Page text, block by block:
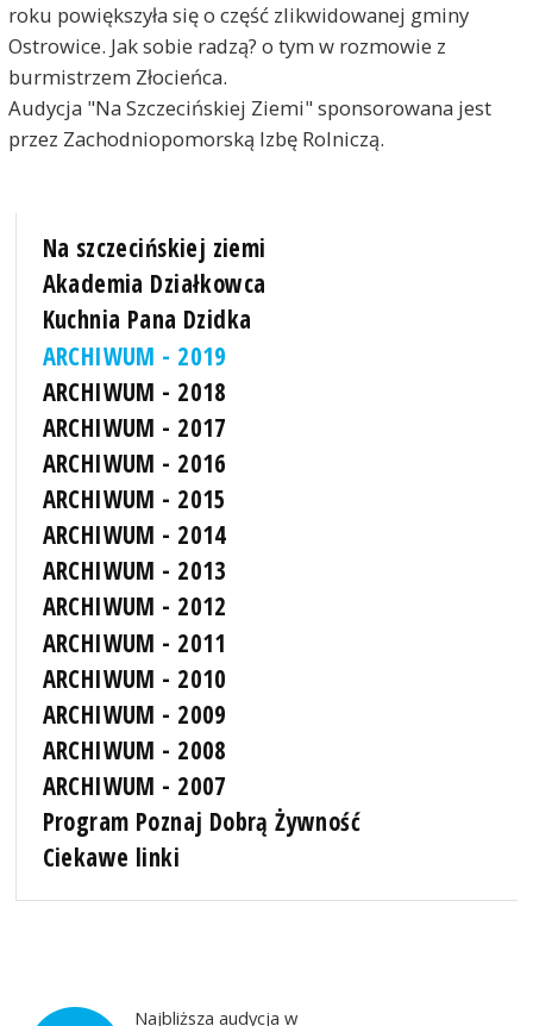
roku powiększyła się o część zlikwidowanej gminy
Ostrowice. Jak sobie radzą? o tym w rozmowie z
burmistrzem Złocieńca.
Audycja "Na Szczecińskiej Ziemi" sponsorowana jest
przez Zachodniopomorską Izbę Rolniczą.
Na szczecińskiej ziemi
Akademia Działkowca
Kuchnia Pana Dzidka
ARCHIWUM - 2019
ARCHIWUM - 2018
ARCHIWUM - 2017
ARCHIWUM - 2016
ARCHIWUM - 2015
ARCHIWUM - 2014
ARCHIWUM - 2013
ARCHIWUM - 2012
ARCHIWUM - 2011
ARCHIWUM - 2010
ARCHIWUM - 2009
ARCHIWUM - 2008
ARCHIWUM - 2007
Program Poznaj Dobrą Żywność
Ciekawe linki
Najbliższa audycja w